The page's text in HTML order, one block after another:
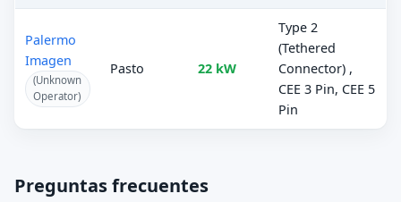
Palermo
Imagen
(Unknown
Operator)
Pasto 22 kW
Type 2
(Tethered
Connector) ,
CEE 3 Pin, CEE 5
Pin
Preguntas frecuentes